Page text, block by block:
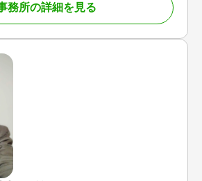
ため、申告数の実績は税理士のノウ
えていますので、とてもご安心い
国の相続の相談に対応しています。
きはとても複雑なため、ほかの士業
ら銀行や不動産の名義変更などお客
限に留める努力をしています。
も、初回のご相談の段階で提示さ
し、「どのくらい相続税がかかる
った不安も、相続税簡易診断を利
の概算評価と相続税の計算も行うこ
務所の詳細を見る